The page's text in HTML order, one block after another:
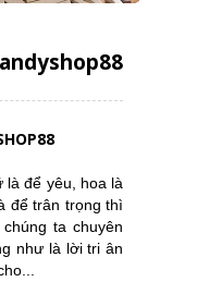
là để yêu, hoa là
để trân trọng thì
ta chuyên
như là lời tri ân